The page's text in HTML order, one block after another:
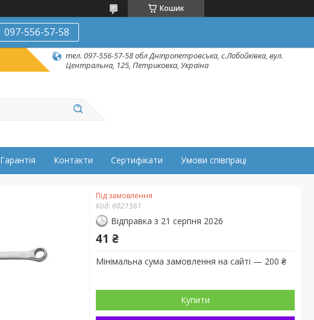
Кошик
097-556-57-58
тел. 097-556-57-58 обл Дніпропетровська, с.Лобойківка, вул.
Центральна, 125, Петриковка, Україна
Гарантія Контакти Сертифікати Умови співпраці
Під замовлення
Код: 6021561
Відправка з 21 серпня 2026
41 ₴
Мінімальна сума замовлення на сайті — 200 ₴
Купити